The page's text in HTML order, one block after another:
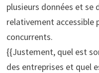
plusieurs données et se
relativement accessible
concurrents.
{{Justement, quel est
des entreprises et quel